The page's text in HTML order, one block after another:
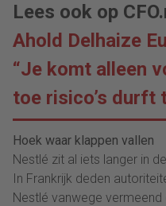
Lees ook op
Ahold Delhaize
“Je komt alleen
toe risico’s durft
Hoek waar klappen vallen
Nestlé zit al iets langer in
In Frankrijk deden
Nestlé vanwege